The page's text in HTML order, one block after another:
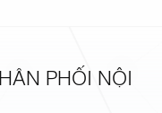
PHỐI NỘI